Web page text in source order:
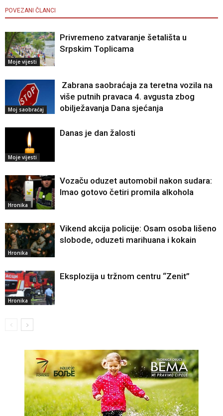
POVEZANI ČLANCI
Moje vijesti
Privremeno zatvaranje šetališta u
Srpskim Toplicama
Moj saobraćaj
Zabrana saobraćaja za teretna vozila na
više putnih pravaca 4. avgusta zbog
obilježavanja Dana sjećanja
Moje vijesti
Danas je dan žalosti
Hronika
Vozaču oduzet automobil nakon sudara:
Imao gotovo četiri promila alkohola
Hronika
Vikend akcija policije: Osam osoba lišeno
slobode, oduzeti marihuana i kokain
Hronika
Eksplozija u tržnom centru “Zenit”